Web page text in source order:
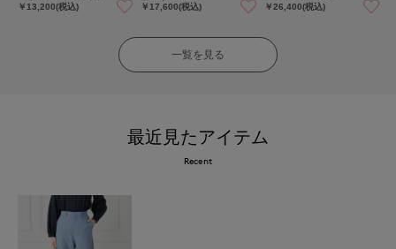
￥13,200(税込) ￥17,600(税込) ￥26,400(税込)
一覧を見る
最近見たアイテム
Recent